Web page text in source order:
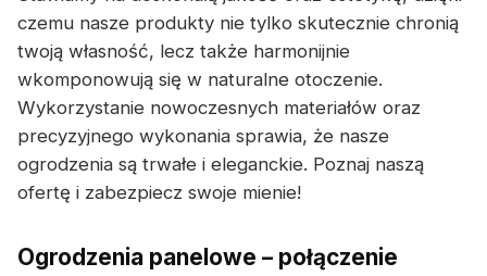
czemu nasze produkty nie tylko skutecznie chronią
twoją własność, lecz także harmonijnie
wkomponowują się w naturalne otoczenie.
Wykorzystanie nowoczesnych materiałów oraz
precyzyjnego wykonania sprawia, że nasze
ogrodzenia są trwałe i eleganckie. Poznaj naszą
ofertę i zabezpiecz swoje mienie!
Ogrodzenia panelowe – połączenie